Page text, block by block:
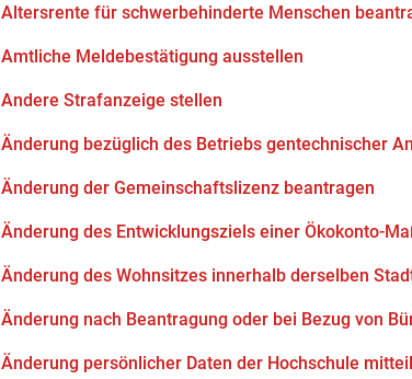
Altersrente für schwerbehinderte Menschen
Amtliche Meldebestätigung ausstellen
Andere Strafanzeige stellen
Änderung bezüglich des Betriebs gentechnischer
Änderung der Gemeinschaftslizenz beantragen
Änderung des Entwicklungsziels einer Ökokonto-
Änderung des Wohnsitzes innerhalb derselben
Änderung nach Beantragung oder bei Bezug von
Änderung persönlicher Daten der Hochschule